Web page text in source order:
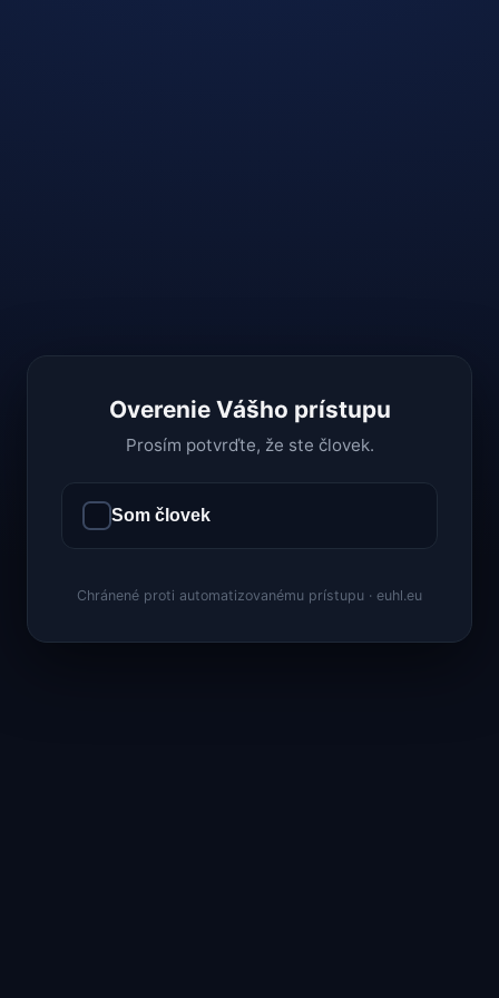
Overenie Vášho prístupu
Prosím potvrďte, že ste človek.
Som človek
Chránené proti automatizovanému prístupu · euhl.eu